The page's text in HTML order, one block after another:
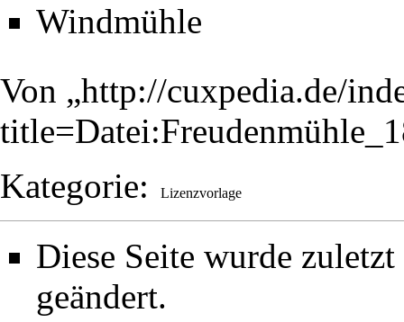
Windmühle
Von „http://cuxpedia.de/
Kategorie: Lizenzvorlage
Diese Seite wurde
geändert.